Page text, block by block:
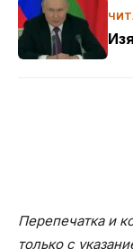
Перепечатка и
только с